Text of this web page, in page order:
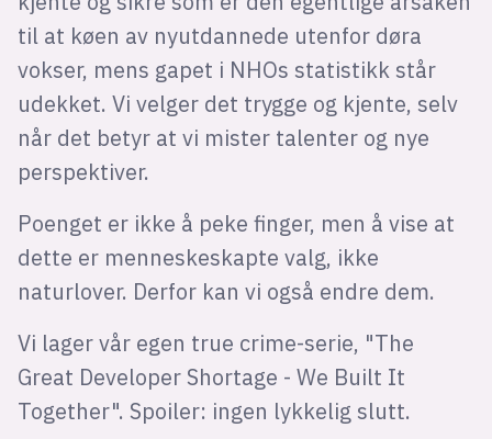
til at køen av nyutdannede utenfor døra
vokser, mens gapet i NHOs statistikk står
udekket. Vi velger det trygge og kjente, selv
når det betyr at vi mister talenter og nye
perspektiver.
Poenget er ikke å peke finger, men å vise at
dette er menneskeskapte valg, ikke
naturlover. Derfor kan vi også endre dem.
Vi lager vår egen true crime-serie, "The
Great Developer Shortage - We Built It
Together". Spoiler: ingen lykkelig slutt.